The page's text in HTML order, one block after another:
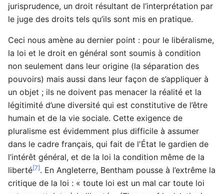
jurisprudence, un droit résultant de l’interprétation par
le juge des droits tels qu’ils sont mis en pratique.
Ceci nous amène au dernier point : pour le libéralisme,
la loi et le droit en général sont soumis à condition
non seulement dans leur origine (la séparation des
pouvoirs) mais aussi dans leur façon de s’appliquer à
un objet ; ils ne doivent pas menacer la réalité et la
légitimité d’une diversité qui est constitutive de l’être
humain et de la vie sociale. Cette exigence de
pluralisme est évidemment plus difficile à assumer
dans le cadre français, qui fait de l'État le gardien de
l’intérêt général, et de la loi la condition même de la
liberté[7]. En Angleterre, Bentham pousse à l’extrême la
critique de la loi : « toute loi est un mal car toute loi